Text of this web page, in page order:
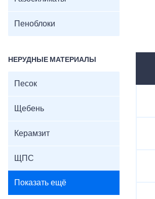
Пеноблоки
НЕРУДНЫЕ МАТЕРИАЛЫ
Песок
Щебень
Керамзит
ЩПС
Показать ещё